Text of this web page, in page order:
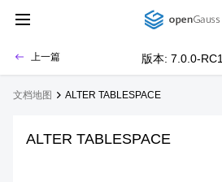
上一篇 版本: 7.0.0-RC1
文档地图 ALTER TABLESPACE
ALTER TABLESPACE